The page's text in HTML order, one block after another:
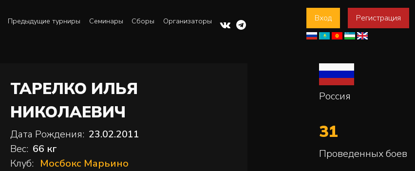
Предыдущие турниры Семинары Сборы Организаторы Вход Регистрация
ТАРЕЛКО ИЛЬЯ
НИКОЛАЕВИЧ
Дата Рождения: 23.02.2011
Вес: 66 кг
Клуб: Мосбокс Марьино
Россия
31
Проведенных боев